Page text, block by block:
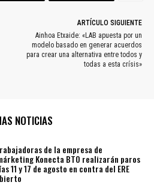
ARTÍCULO SIGUIENTE
Ainhoa Etxaide: «LAB apuesta por un
modelo basado en generar acuerdos
para crear una alternativa entre todos y
todas a esta crísis»
NOTICIAS
de la empresa de
Konecta BTO realizarán paros
11 y 17 de agosto en contra del ERE